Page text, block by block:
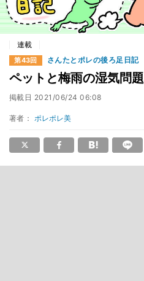
連載
第43回 さんたとポレの後ろ足日記
ペットと梅雨の湿気問題
掲載日 2021/06/24 06:08
著者： ポレポレ美